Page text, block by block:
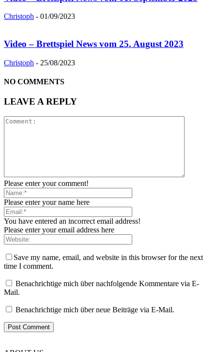
Christoph - 01/09/2023
Video – Brettspiel News vom 25. August 2023
Christoph - 25/08/2023
NO COMMENTS
LEAVE A REPLY
Please enter your comment!
Please enter your name here
You have entered an incorrect email address!
Please enter your email address here
Save my name, email, and website in this browser for the next
time I comment.
Benachrichtige mich über nachfolgende Kommentare via E-
Mail.
Benachrichtige mich über neue Beiträge via E-Mail.